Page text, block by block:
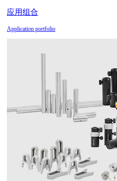
应用组合
Application portfolio